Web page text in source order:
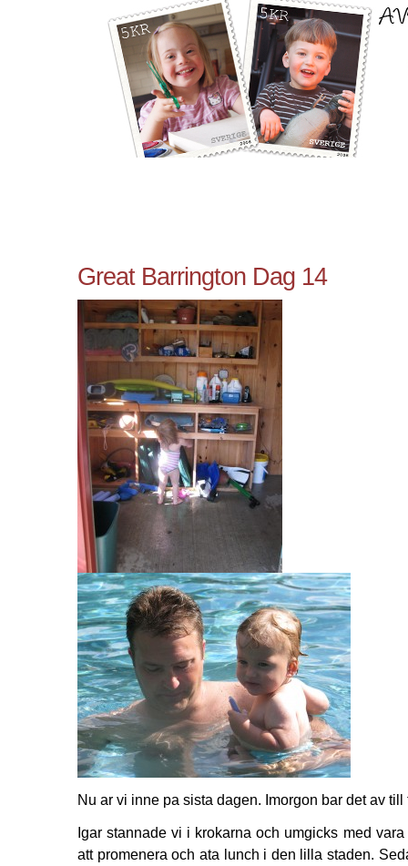
Great Barrington Dag 14
Nu ar vi inne pa sista dagen. Imorgon bar det av till
Igar stannade vi i krokarna och umgicks med
att promenera och ata lunch i den lilla staden.